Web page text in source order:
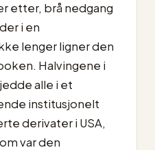
etter, brå nedgang
i en
lenger ligner den
Halvingene i
alle i et
institusjonelt
derivater i USA,
var den